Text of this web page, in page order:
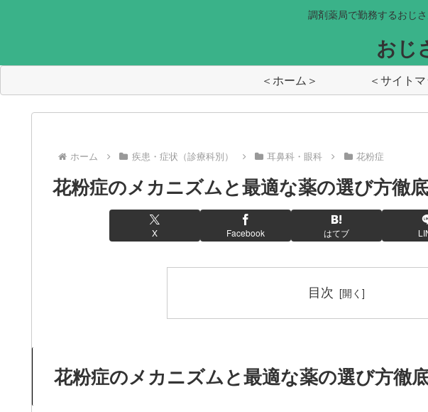
調剤薬局で勤務するおじ
おじ
＜ホーム＞ ＜サイト
ホーム 疾患・症状（診療科別） 耳鼻科・眼科 花粉症
花粉症のメカニズムと最適な薬の選び方徹
X Facebook はてブ
目次
花粉症のメカニズムと最適な薬の選び方徹